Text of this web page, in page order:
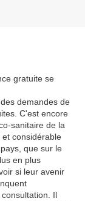
gratuite se
demandes de
C'est encore
sanitaire de la
considérable
que sur le
en plus
si leur avenir
Il